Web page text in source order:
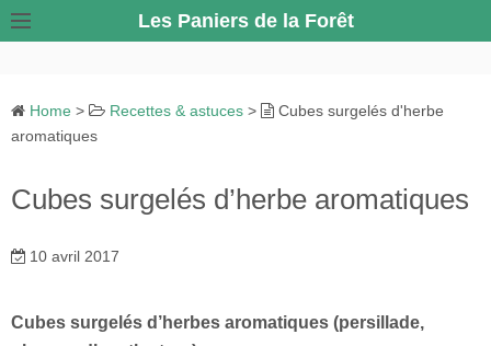
k
Les Paniers de la Forêt
Home > Recettes & astuces >
Cubes surgelés d'herbe
aromatiques
Cubes surgelés d’herbe aromatiques
10 avril 2017
Cubes surgelés d’herbes aromatiques (persillade,